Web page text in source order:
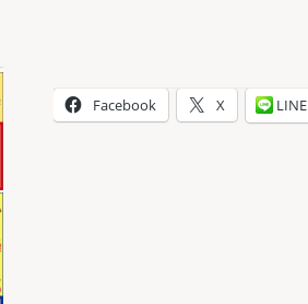
Facebook X LINE